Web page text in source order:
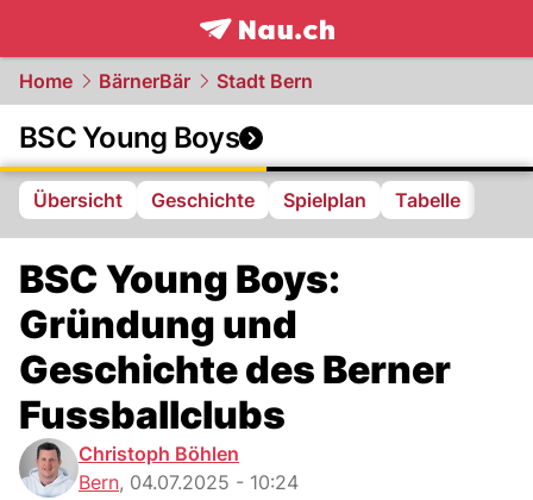
frontpage.NAU.ch
Home BärnerBär Stadt Bern
BSC Young Boys
Übersicht Geschichte Spielplan Tabelle
BSC Young Boys:
Gründung und
Geschichte des Berner
Fussballclubs
Christoph Böhlen
Bern, 04.07.2025 - 10:24